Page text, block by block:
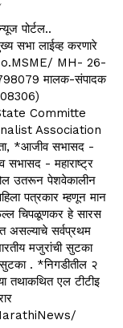
पोर्टल..
सभा लाईव्ह करणारे
MH- 26-
मालक-संपादक
Committe
Association
*आजीव सभासद -
सभासद - महाराष्ट्र
उतरून पेशवेकालीन
पत्रकार म्हणून मान
चिपळूणकर हे सारस
असल्याचे सर्वप्रथम
मजुरांची सुटका
सुटका . *निगडीतील २
तथाकथित एल टीटीइ